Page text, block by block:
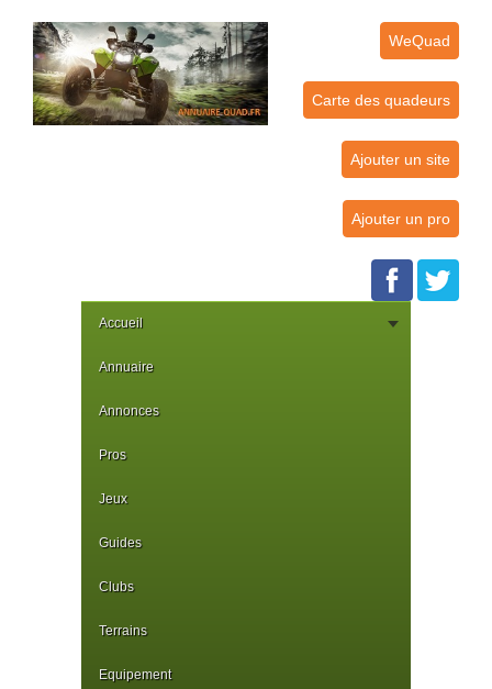
WeQuad
Carte des quadeurs
Ajouter un site
Ajouter un pro
Accueil
Annuaire
Annonces
Pros
Jeux
Guides
Clubs
Terrains
Equipement